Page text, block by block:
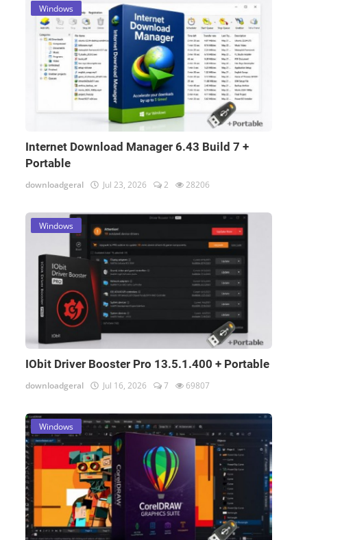
Windows
Internet Download Manager 6.43 Build 7 +
Portable
downloadgeral Jul 23, 2026 2 28206
Windows
IObit Driver Booster Pro 13.5.1.400 + Portable
downloadgeral Jul 16, 2026 7 69807
Windows